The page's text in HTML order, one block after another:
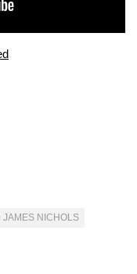
JAMES NICHOLS